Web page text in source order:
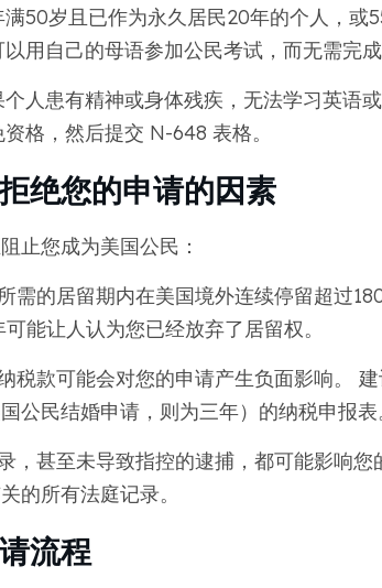
50岁且已作为永久居民20年的个人，或
用自己的母语参加公民考试，而无需完成
人患有精神或身体残疾，无法学习英语
格，然后提交 N-648 表格。
绝您的申请的因素
止您成为美国公民：
需的居留期内在美国境外连续停留超过
能让人认为您已经放弃了居留权。
税款可能会对您的申请产生负面影响。
公民结婚申请，则为三年）的纳税申报表
，甚至未导致指控的逮捕，都可能影响您
的所有法庭记录。
流程